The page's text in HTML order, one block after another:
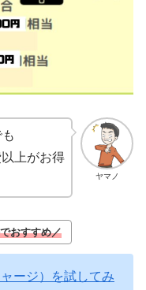
ヤマノ
上がお得
おすすめ／
ージ）を試してみ